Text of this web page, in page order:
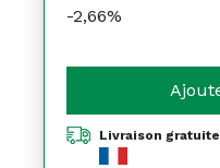
-2,66%
Livraison gratuite